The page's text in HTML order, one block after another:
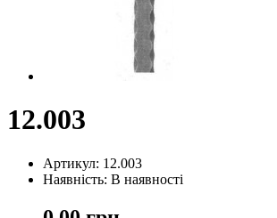
12.003
Артикул: 12.003
Наявність: В наявності